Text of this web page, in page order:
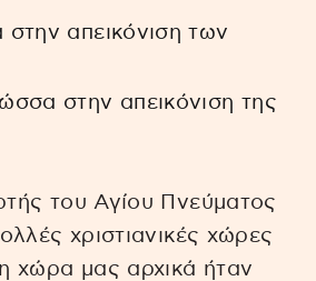
απεικόνιση των
στην απεικόνιση της
του Αγίου Πνεύματος
χριστιανικές χώρες
χώρα μας αρχικά ήταν